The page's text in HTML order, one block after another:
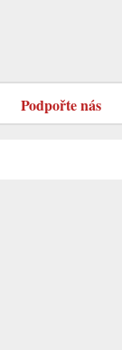
Podpořte nás